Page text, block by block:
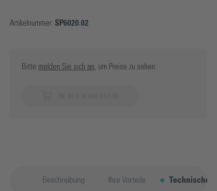
Artikelnummer: SP6020.02
Bitte melden Sie sich an , um Preise zu sehen.
Beschreibung Ihre Vorteile Technische